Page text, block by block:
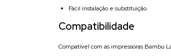
Fácil instalação e substituição.
Compatibilidade
Compatível com as impressoras Bambu